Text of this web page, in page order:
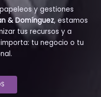
y gestiones
& Domínguez, estamos
tus recursos y a
tu negocio o tu